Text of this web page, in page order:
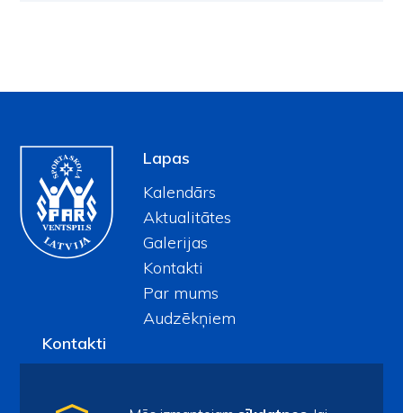
Lapas
Kalendārs
Aktualitātes
Galerijas
Kontakti
Par mums
Audzēkņiem
Kontakti
Tel.63622732